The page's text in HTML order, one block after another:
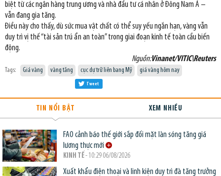
biệt từ các ngân hàng trung ương và nhà đầu tư cá nhân ở Đông Nam Á –
vẫn đang gia tăng.
Điều này cho thấy, dù sức mua vật chất có thể suy yếu ngắn hạn, vàng vẫn
duy trì vị thế “tài sản trú ẩn an toàn” trong giai đoạn kinh tế toàn cầu biến
động.
Nguồn:Vinanet/VITIC\Reuters
Tags: Giá vàng vàng tăng cục dự trữ liên bang Mỹ giá vàng hôm nay
Tweet
TIN NỔI BẬT XEM NHIỀU
FAO cảnh báo thế giới sắp đối mặt làn sóng tăng giá
lương thực mới
KINH TẾ- 10:29 06/08/2026
Xuất khẩu điện thoại và linh kiện duy trì đà tăng trưởng